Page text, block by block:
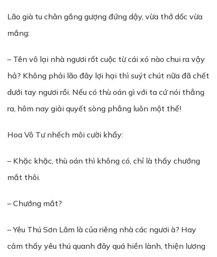
Lão già tu chân gắng gượng đứng dậy, vừa thở dốc vừa
mắng:
– Tên vô lại nhà ngươi rốt cuộc từ cái xó nào chui ra vậy
hả? Không phải lão đây lợi hại thì suýt chút nữa đã chết
dưới tay ngươi rồi. Nếu có thù oán gì với ta cứ nói thẳng
ra, hôm nay giải quyết sòng phẳng luôn một thể!
Hoa Vô Tư nhếch môi cười khẩy:
– Khặc khặc, thù oán thì không có, chỉ là thấy chướng
mắt thôi.
– Chướng mắt?
– Yêu Thú Sơn Lâm là của riêng nhà các ngươi à? Hay
cảm thấy yêu thú quanh đây quá hiền lành, thiện lương